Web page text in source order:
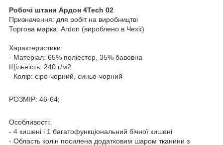
Робочі штани Ардон 4Tech 02
Призначення: для робіт на виробництві
Торгова марка: Ardon (вироблено в Чехії)
Характеристики:
- Матеріал: 65% поліестер, 35% бавовна
Щільність: 240 г/м2
- Колір: сіро-чорний, синьо-чорний
РОЗМІР: 46-64;
Особливості:
- 4 кишені і 1 багатофункціональний бічної кишені
- Область колін посилена додатковим шаром тканини з